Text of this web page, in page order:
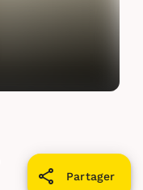
Partager